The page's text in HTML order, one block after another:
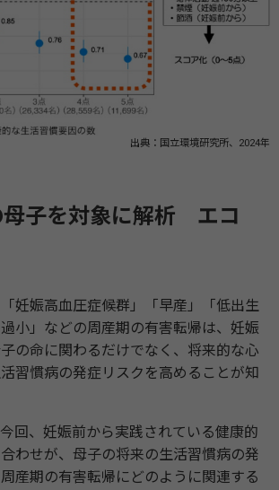
出典：国立環境研究所、2024年
母子を対象に解析 エコ
妊娠高血圧症候群」「早産」「低出生
小」などの周産期の有害転帰は、妊娠
の命に関わるだけでなく、将来的な心
習慣病の発症リスクを高めることが知
回、妊娠前から実践されている健康的
わせが、母子の将来の生活習慣病の発
産期の有害転帰にどのように関連する